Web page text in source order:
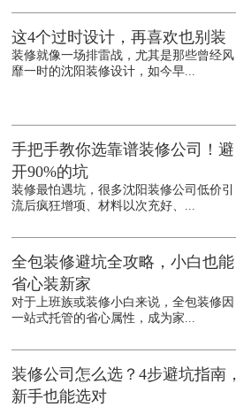
这4个过时设计，再喜欢也别装
装修就像一场排雷战，尤其是那些曾经风
靡一时的沈阳装修设计，如今早...
手把手教你选靠谱装修公司！避
开90%的坑
装修最怕遇坑，很多沈阳装修公司低价引
流后疯狂增项、材料以次充好、...
全包装修避坑全攻略，小白也能
省心装新家
对于上班族或装修小白来说，全包装修因
一站式托管的省心属性，成为家...
装修公司怎么选？4步避坑指南，
新手也能选对